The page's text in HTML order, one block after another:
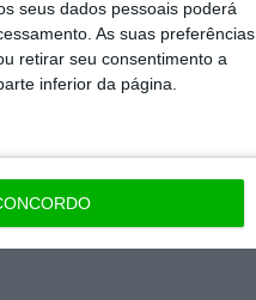
seus dados pessoais poderá
As suas preferências
retirar seu consentimento a
inferior da página.